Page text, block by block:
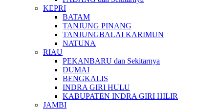
KEPRI
BATAM
TANJUNG PINANG
TANJUNGBALAI KARIMUN
NATUNA
RIAU
PEKANBARU dan Sekitarnya
DUMAI
BENGKALIS
INDRA GIRI HULU
KABUPATEN INDRA GIRI HILIR
JAMBI